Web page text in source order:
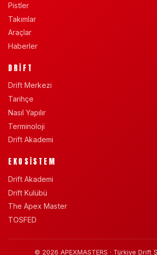
Pistler
Takımlar
Araçlar
Haberler
DRIFT
Drift Merkezi
Tarihçe
Nasıl Yapılır
Terminoloji
Drift Akademi
EKOSISTEM
Drift Akademi
Drift Kulübü
The Apex Master
TOSFED
© 2026 APEXMASTERS · Türkiye Drift